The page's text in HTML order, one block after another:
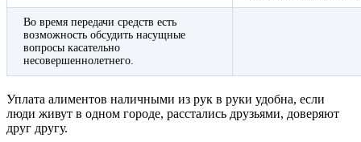
Во время передачи средств есть
возможность обсудить насущные
вопросы касательно
несовершеннолетнего.
Уплата алиментов наличными из рук в руки удобна, если
люди живут в одном городе, расстались друзьями, доверяют
друг другу.